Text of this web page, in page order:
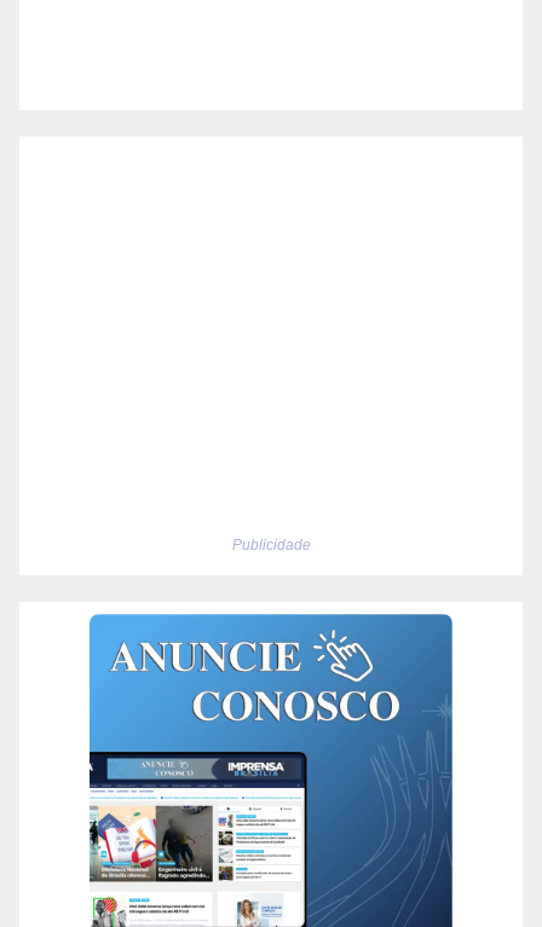
Publicidade